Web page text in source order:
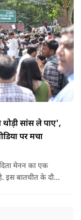
सांस ले पाए',
पर मचा
मेनन का एक
इस बातचीत के दौरान